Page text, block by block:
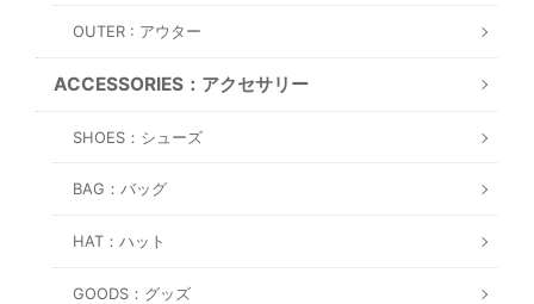
OUTER : アウター
ACCESSORIES：アクセサリー
SHOES：シューズ
BAG：バッグ
HAT：ハット
GOODS：グッズ